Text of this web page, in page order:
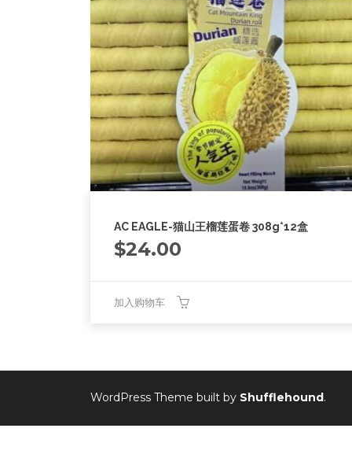
AC EAGLE-猫山王榴莲蛋卷 308g*12盒
$24.00
加入购物车
WordPress Theme built by Shufflehound .